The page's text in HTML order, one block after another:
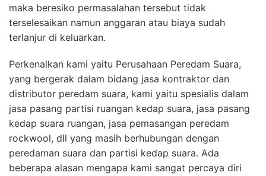
maka beresiko permasalahan tersebut tidak
terselesaikan namun anggaran atau biaya sudah
terlanjur di keluarkan.
Perkenalkan kami yaitu Perusahaan Peredam Suara,
yang bergerak dalam bidang jasa kontraktor dan
distributor peredam suara, kami yaitu spesialis dalam
jasa pasang partisi ruangan kedap suara, jasa pasang
kedap suara ruangan, jasa pemasangan peredam
rockwool, dll yang masih berhubungan dengan
peredaman suara dan partisi kedap suara. Ada
beberapa alasan mengapa kami sangat percaya diri